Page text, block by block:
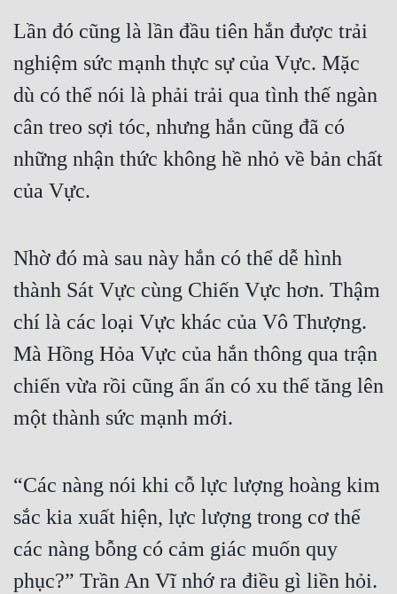
Lần đó cũng là lần đầu tiên hắn được trải
nghiệm sức mạnh thực sự của Vực. Mặc
dù có thể nói là phải trải qua tình thế ngàn
cân treo sợi tóc, nhưng hắn cũng đã có
những nhận thức không hề nhỏ về bản chất
của Vực.
Nhờ đó mà sau này hắn có thể dễ hình
thành Sát Vực cùng Chiến Vực hơn. Thậm
chí là các loại Vực khác của Vô Thượng.
Mà Hồng Hỏa Vực của hắn thông qua trận
chiến vừa rồi cũng ẩn ẩn có xu thế tăng lên
một thành sức mạnh mới.
“Các nàng nói khi cỗ lực lượng hoàng kim
sắc kia xuất hiện, lực lượng trong cơ thể
các nàng bỗng có cảm giác muốn quy
phục?” Trần An Vĩ nhớ ra điều gì liền hỏi.